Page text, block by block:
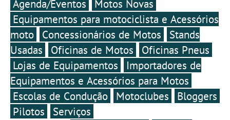
Agenda/Eventos
Motos Novas
Equipamentos para motociclista e Acessórios
moto
Concessionários de Motos
Stands
Usadas
Oficinas de Motos
Oficinas Pneus
Lojas de Equipamentos
Importadores de
Equipamentos e Acessórios para Motos
Escolas de Condução
Motoclubes
Bloggers
Pilotos
Serviços